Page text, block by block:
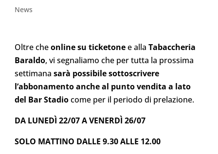
News
Oltre cheonline su ticketonee alla Tabaccheria
Baraldo, vi segnaliamo che per tutta la prossima
settimana sarà possibile sottoscrivere
l’abbonamento anche al punto vendita a lato
del Bar Stadiocome per il periodo di prelazione.
DA LUNEDÌ 22/07 A VENERDÌ 26/07
SOLO MATTINO DALLE 9.30 ALLE 12.00